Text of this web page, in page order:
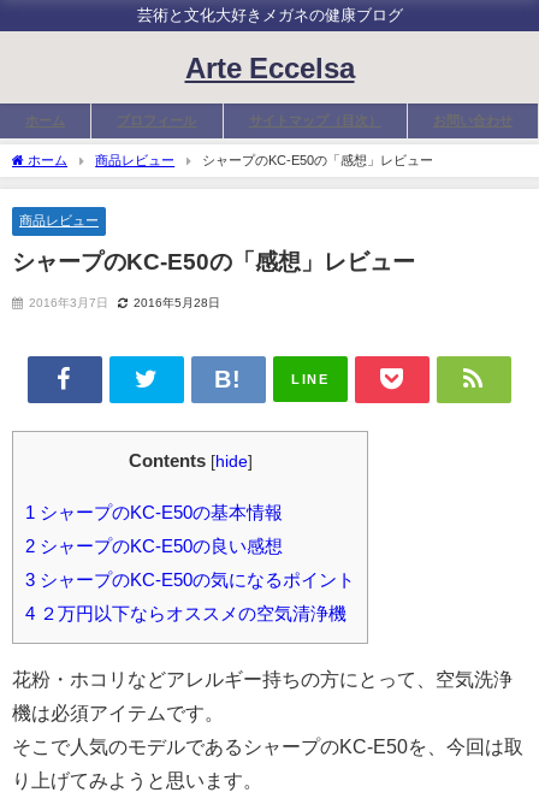
芸術と文化大好きメガネの健康ブログ
Arte Eccelsa
ホーム プロフィール サイトマップ（目次） お問い合わせ
ホーム 商品レビュー シャープのKC-E50の「感想」レビュー
商品レビュー
シャープのKC-E50の「感想」レビュー
2016年3月7日 2016年5月28日
LINE
Contents [hide]
1 シャープのKC-E50の基本情報
2 シャープのKC-E50の良い感想
3 シャープのKC-E50の気になるポイント
4 ２万円以下ならオススメの空気清浄機
花粉・ホコリなどアレルギー持ちの方にとって、空気洗浄
機は必須アイテムです。
そこで人気のモデルであるシャープのKC-E50を、今回は取
り上げてみようと思います。